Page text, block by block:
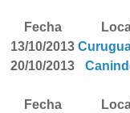
Fecha
13/10/2013
20/10/2013
Fecha